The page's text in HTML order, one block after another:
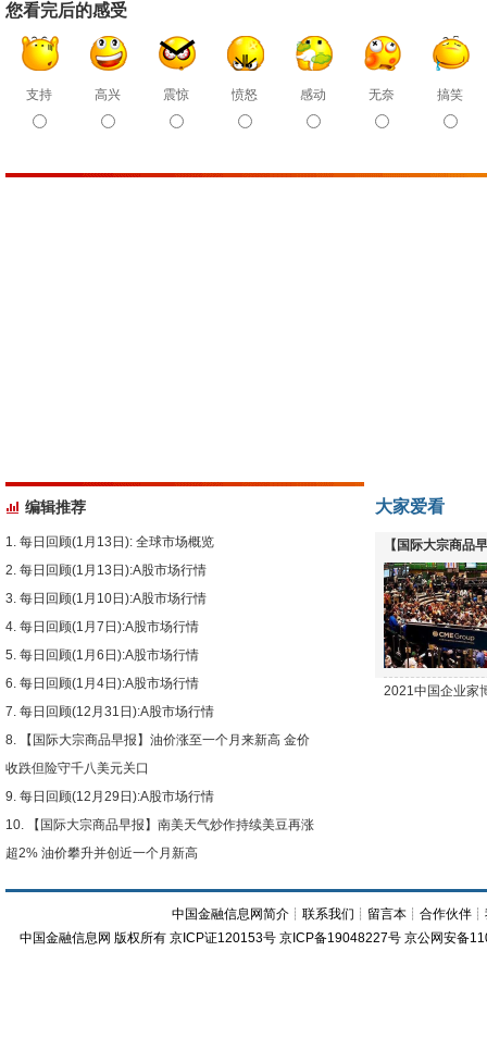
您看完后的感受
支持 高兴 震惊 愤怒 感动 无奈 搞笑
编辑推荐
每日回顾(1月13日): 全球市场概览
每日回顾(1月13日):A股市场行情
每日回顾(1月10日):A股市场行情
每日回顾(1月7日):A股市场行情
每日回顾(1月6日):A股市场行情
每日回顾(1月4日):A股市场行情
每日回顾(12月31日):A股市场行情
【国际大宗商品早报】油价涨至一个月来新高 金价
收跌但险守千八美元关口
每日回顾(12月29日):A股市场行情
【国际大宗商品早报】南美天气炒作持续美豆再涨
超2% 油价攀升并创近一个月新高
大家爱看
【国际大宗商品
下跌
2021中国企业家
中国金融信息网简介 ┊联系我们 ┊ 留言本 ┊合作伙伴 ┊
中国金融信息网 版权所有 京ICP证120153号 京ICP备19048227号 京公网安备